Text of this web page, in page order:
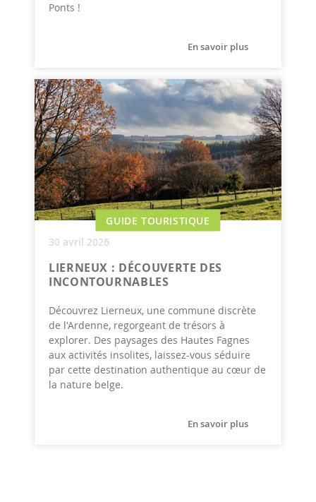
Ponts !
En savoir plus
GUIDE TOURISTIQUE
30 avril 2026
LIERNEUX : DÉCOUVERTE DES
INCONTOURNABLES
Découvrez Lierneux, une commune discrète
de l'Ardenne, regorgeant de trésors à
explorer. Des paysages des Hautes Fagnes
aux activités insolites, laissez-vous séduire
par cette destination authentique au cœur de
la nature belge.
En savoir plus